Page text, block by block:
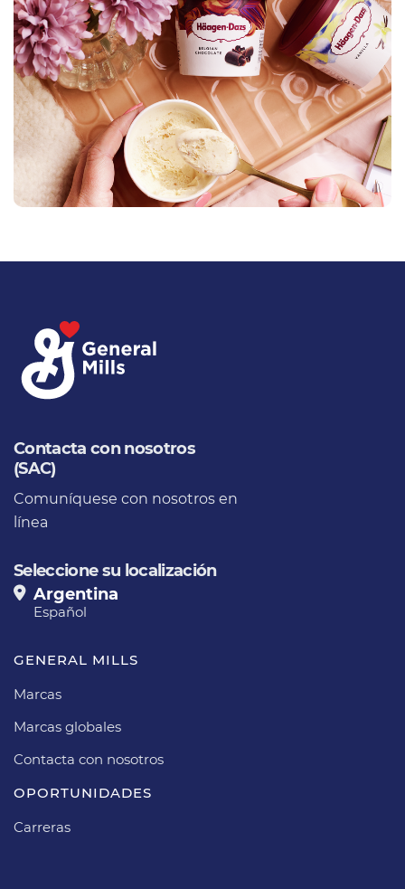
Contacta con nosotros
(SAC)
Comuníquese con nosotros en
línea
Seleccione su localización
Argentina
Español
GENERAL MILLS
Marcas
Marcas globales
Contacta con nosotros
OPORTUNIDADES
Carreras